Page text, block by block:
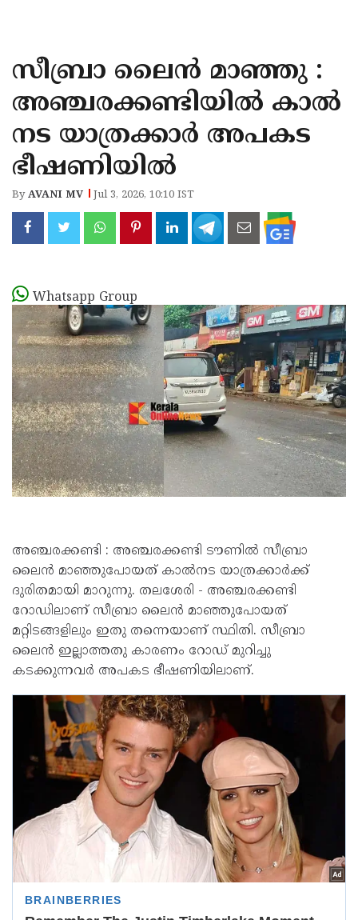
KANNUR
KASARAGOD
സീബ്രാ ലൈൻ മാഞ്ഞു :
അഞ്ചരക്കണ്ടിയിൽ കാൽ
നട യാത്രക്കാർ അപകട
ഭീഷണിയിൽ
ByAVANI MV Jul 3, 2026, 10:10 IST
Whatsapp Group
അഞ്ചരക്കണ്ടി : അഞ്ചരക്കണ്ടി ടൗണിൽ സീബ്രാ
ലൈൻ മാഞ്ഞുപോയത് കാൽനട യാത്രക്കാർക്ക്
ദുരിതമായി മാറുന്നു. തലശേരി - അഞ്ചരക്കണ്ടി
റോഡിലാണ് സീബ്രാ ലൈൻ മാഞ്ഞുപോയത്
മറ്റിടങ്ങളിലും ഇതു തന്നെയാണ് സ്ഥിതി. സീബ്രാ
ലൈൻ ഇല്ലാത്തതു കാരണം റോഡ് മുറിച്ചു
കടക്കുന്നവർ അപകട ഭീഷണിയിലാണ്.